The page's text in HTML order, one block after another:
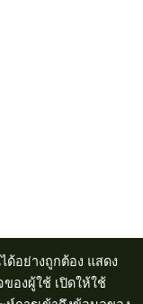
ด้อย่างถูกต้อง แสดง
องผู้ใช้ เปิดให้ใช้